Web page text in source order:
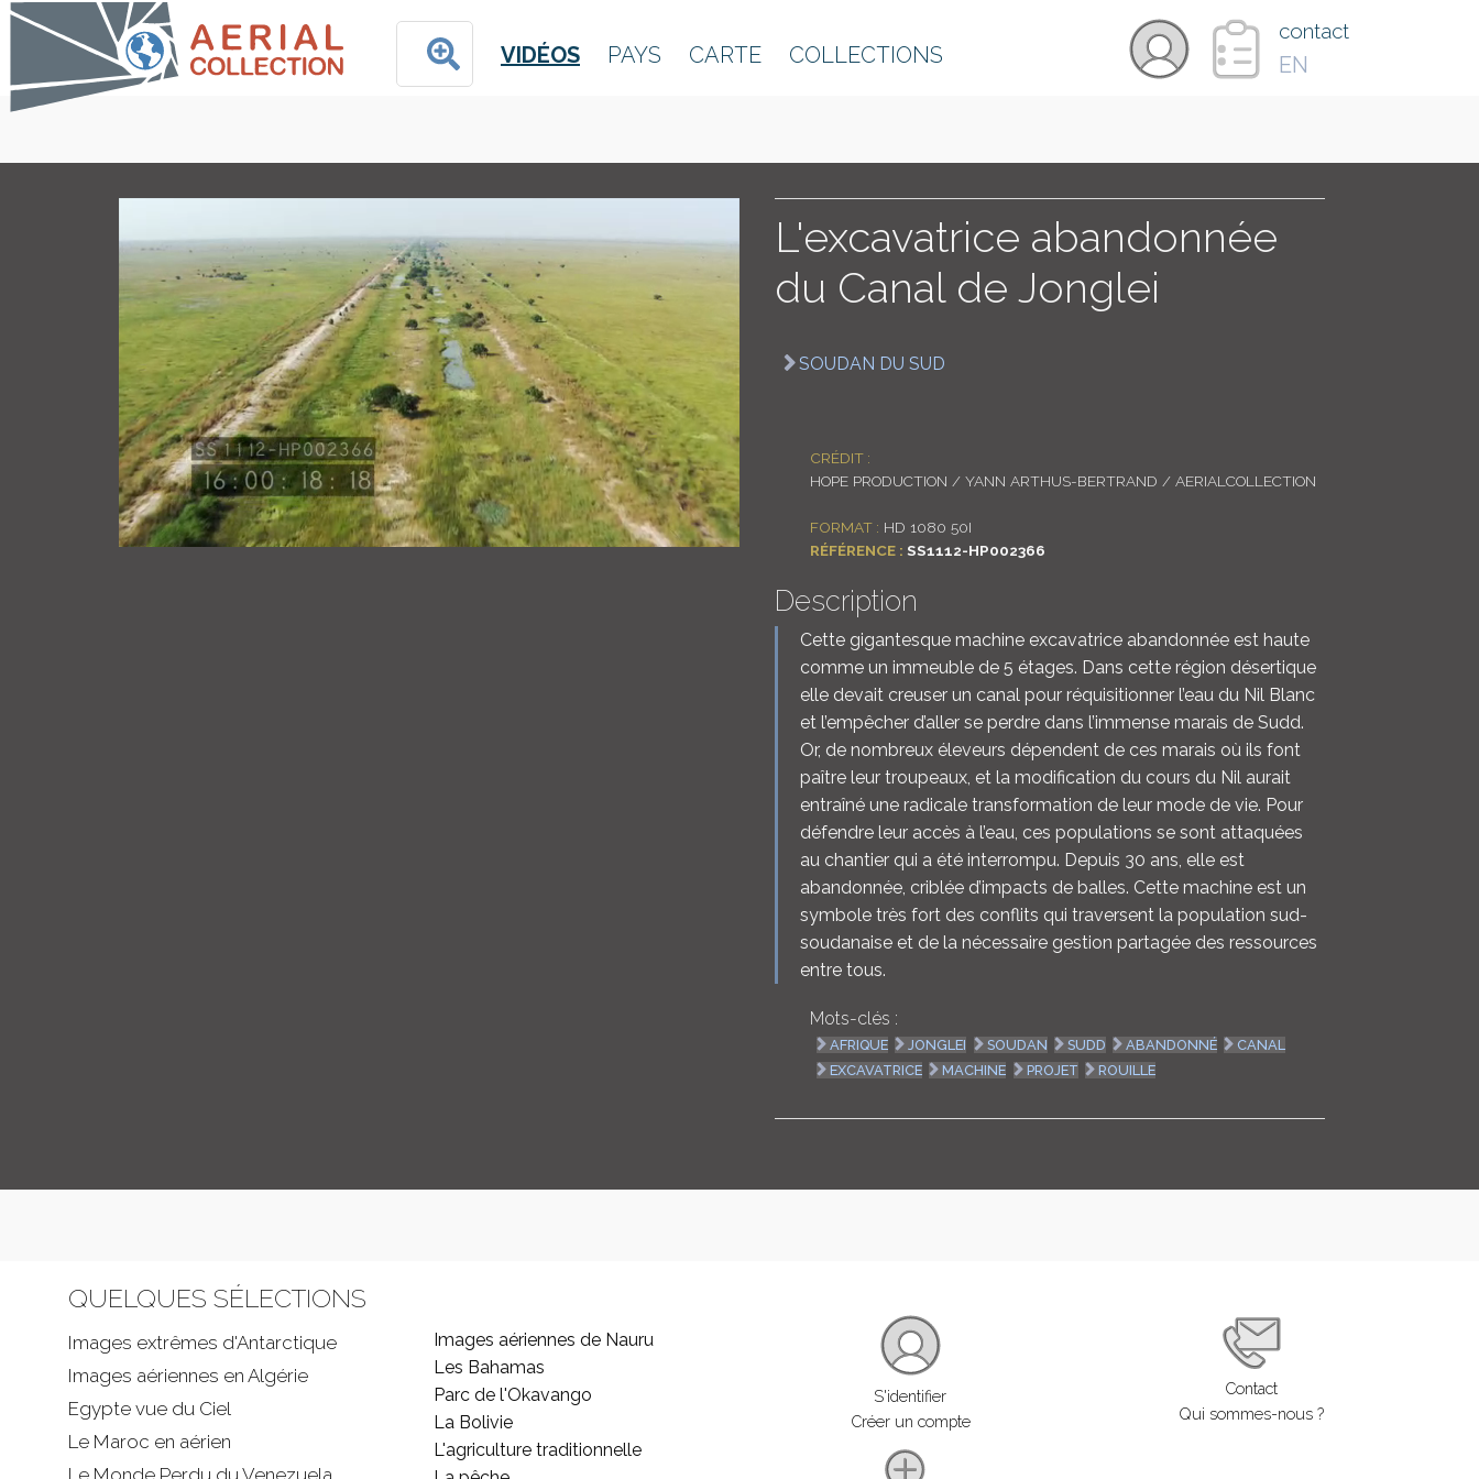
VIDÉOS PAYS CARTE COLLECTIONS
contact
EN
L'excavatrice abandonnée
du Canal de Jonglei
SOUDAN DU SUD
CRÉDIT :
HOPE PRODUCTION / YANN ARTHUS-BERTRAND / AERIALCOLLECTION
FORMAT : HD 1080 50I
RÉFÉRENCE : SS1112-HP002366
Description
Cette gigantesque machine excavatrice abandonnée est haute
comme un immeuble de 5 étages. Dans cette région désertique
elle devait creuser un canal pour réquisitionner l’eau du Nil Blanc
et l’empêcher d’aller se perdre dans l’immense marais de Sudd.
Or, de nombreux éleveurs dépendent de ces marais où ils font
paître leur troupeaux, et la modification du cours du Nil aurait
entraîné une radicale transformation de leur mode de vie. Pour
défendre leur accès à l’eau, ces populations se sont attaquées
au chantier qui a été interrompu. Depuis 30 ans, elle est
abandonnée, criblée d’impacts de balles. Cette machine est un
symbole très fort des conflits qui traversent la population sud-
soudanaise et de la nécessaire gestion partagée des ressources
entre tous.
Mots-clés :
AFRIQUE JONGLEI SOUDAN SUDD ABANDONNÉ
CANAL
EXCAVATRICE
MACHINE PROJET ROUILLE
QUELQUES SÉLECTIONS
Images extrêmes d'Antarctique
Images aériennes en Algérie
Egypte vue du Ciel
Le Maroc en aérien
Images aériennes de Nauru
Les Bahamas
Parc de l'Okavango
La Bolivie
L'agriculture traditionnelle
S'identifier
Créer un compte
Contact
Qui sommes-nous ?